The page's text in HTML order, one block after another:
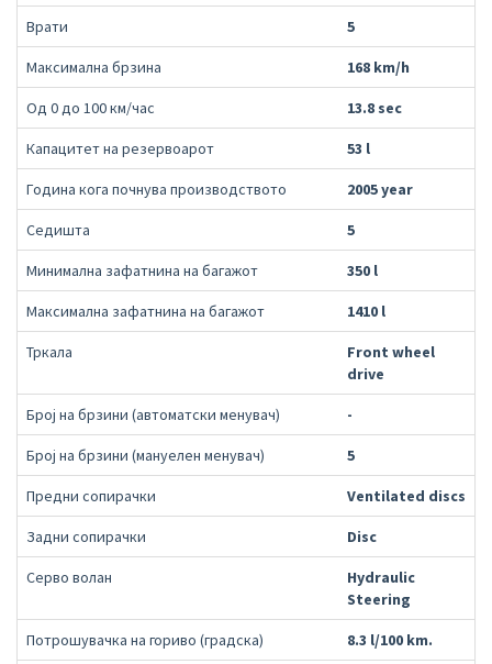
Врати 5
Максимална брзина 168 km/h
Од 0 до 100 км/час 13.8 sec
Капацитет на резервоарот 53 l
Година кога почнува производството 2005 year
Седишта 5
Минимална зафатнина на багажот 350 l
Максимална зафатнина на багажот 1410 l
Тркала
Front wheel
drive
Број на брзини (автоматски менувач) -
Број на брзини (мануелен менувач) 5
Предни сопирачки Ventilated discs
Задни сопирачки Disc
Серво волан
Hydraulic
Steering
Потрошувачка на гориво (градска) 8.3 l/100 km.